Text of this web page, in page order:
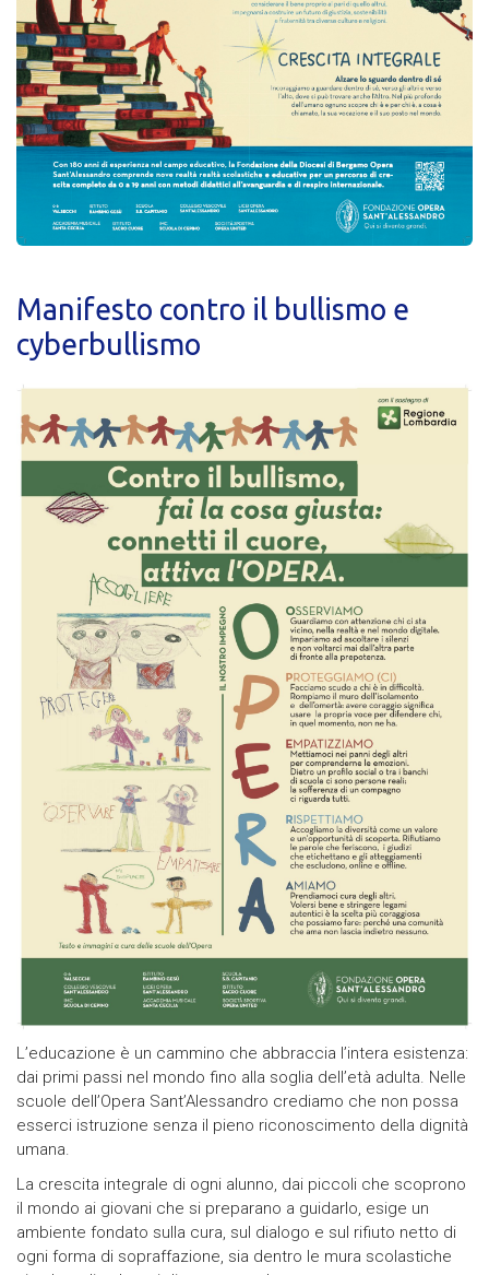
Manifesto contro il bullismo e
cyberbullismo
L’educazione è un cammino che abbraccia l’intera esistenza:
dai primi passi nel mondo fino alla soglia dell’età adulta. Nelle
scuole dell’Opera Sant’Alessandro crediamo che non possa
esserci istruzione senza il pieno riconoscimento della dignità
umana.
La crescita integrale di ogni alunno, dai piccoli che scoprono
il mondo ai giovani che si preparano a guidarlo, esige un
ambiente fondato sulla cura, sul dialogo e sul rifiuto netto di
ogni forma di sopraffazione, sia dentro le mura scolastiche